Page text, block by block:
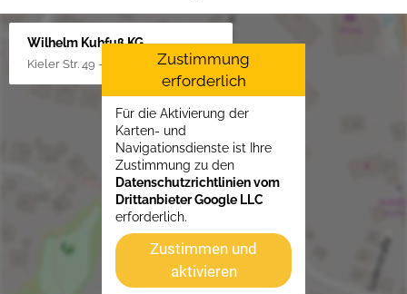
Wilhelm Kuhfuß KG
Kieler Str. 49 - 51, 25451 Quickborn
Zustimmung
erforderlich
Für die Aktivierung der
Karten- und
Navigationsdienste ist Ihre
Zustimmung zu den
Datenschutzrichtlinien vom
Drittanbieter Google LLC
erforderlich.
Zustimmen und
aktivieren